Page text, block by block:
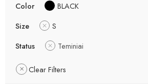
Color
BLACK
Size
S
Status
Teminiai
Clear Filters